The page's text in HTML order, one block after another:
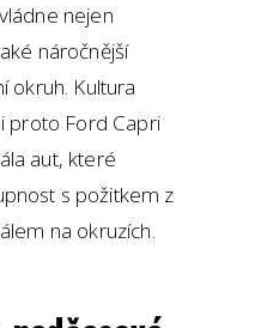
nejen
náročnější
okruh. Kultura
proto Ford Capri
aut, které
s požitkem z
na okruzích.